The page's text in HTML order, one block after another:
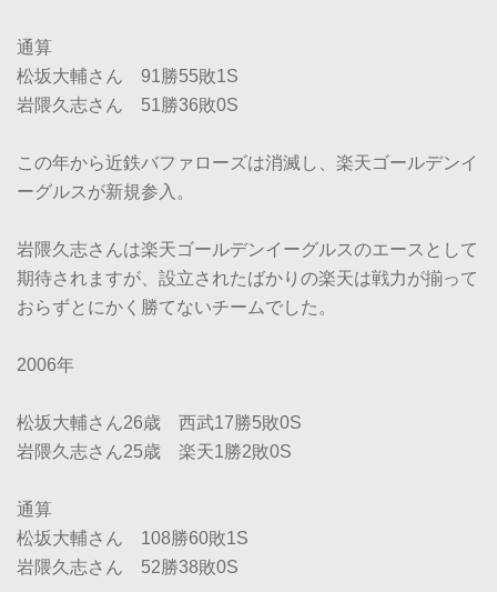
通算
松坂大輔さん 91勝55敗1S
岩隈久志さん 51勝36敗0S
この年から近鉄バファローズは消滅し、楽天ゴールデンイ
ーグルスが新規参入。
岩隈久志さんは楽天ゴールデンイーグルスのエースとして
期待されますが、設立されたばかりの楽天は戦力が揃って
おらずとにかく勝てないチームでした。
2006年
松坂大輔さん26歳 西武17勝5敗0S
岩隈久志さん25歳 楽天1勝2敗0S
通算
松坂大輔さん 108勝60敗1S
岩隈久志さん 52勝38敗0S